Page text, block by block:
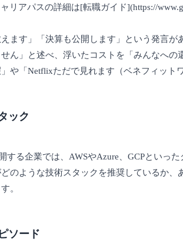
リアパスの詳細は[転職ガイド](https://
ます」「決算も公開します」という発言が
せん」と述べ、浮いたコストを「みんなへ
や「Netflixただで見れます（ベネフィット
ック
する企業では、AWSやAzure、GCPといっ
のような技術スタックを推奨しているか
。
ソード